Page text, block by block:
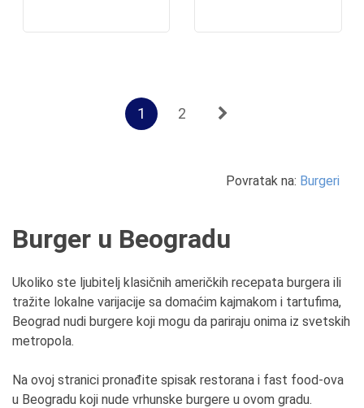
1 2
Povratak na: Burgeri
Burger u Beogradu
Ukoliko ste ljubitelj klasičnih američkih recepata burgera ili
tražite lokalne varijacije sa domaćim kajmakom i tartufima,
Beograd nudi burgere koji mogu da pariraju onima iz svetskih
metropola.
Na ovoj stranici pronađite spisak restorana i fast food-ova
u Beogradu koji nude vrhunske burgere u ovom gradu.